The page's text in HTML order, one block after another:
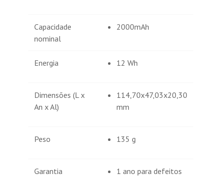
Capacidade
nominal
2000mAh
Energia 12 Wh
Dimensões (L x
An x Al)
114,70x47,03x20,30
mm
Peso 135 g
Garantia
1 ano para defeitos